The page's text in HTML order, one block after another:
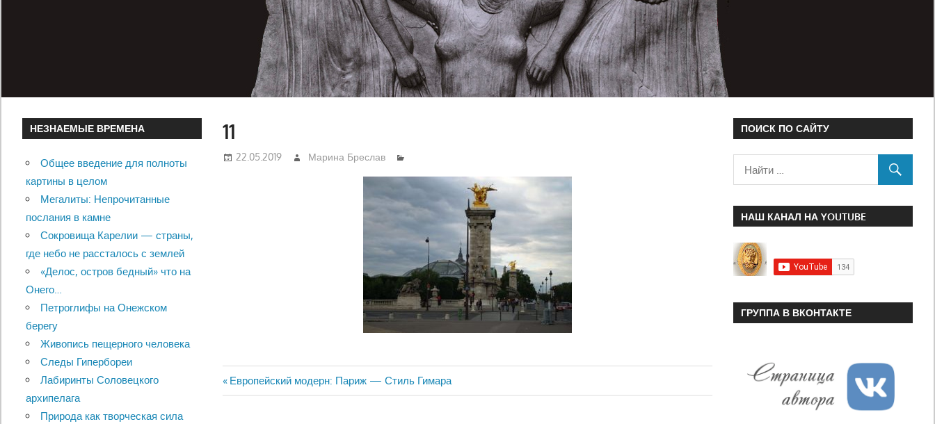
11
22.05.2019 Марина Бреслав
Навигация
Previous
Post:
Европейский модерн: Париж — Стиль Гимара
НЕЗНАЕМЫЕ ВРЕМЕНА
Общее введение для полноты
картины в целом
Мегалиты: Непрочитанные
послания в камне
Сокровища Карелии — страны,
где небо не рассталось с землей
«Делос, остров бедный» что на
Онего…
Петроглифы на Онежском
берегу
Живопись пещерного человека
Следы Гипербореи
Лабиринты Соловецкого
архипелага
Природа как творческая сила
ПОИСК ПО САЙТУ
НАШ КАНАЛ НА YOUTUBE
ГРУППА В ВКОНТАКТЕ